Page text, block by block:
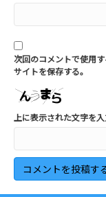
次回のコメントで使用
サイトを保存する。
上に表示された文字を入